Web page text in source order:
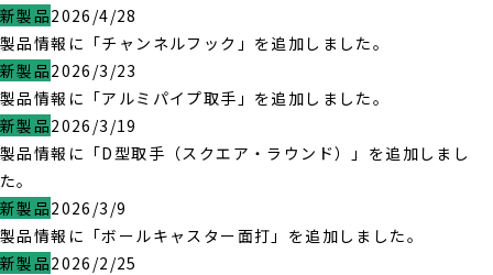
新製品2026/4/28
製品情報に「チャンネルフック」を追加しました。
新製品2026/3/23
製品情報に「アルミパイプ取手」を追加しました。
新製品2026/3/19
製品情報に「D型取手（スクエア・ラウンド）」を追加しまし
た。
新製品2026/3/9
製品情報に「ボールキャスター面打」を追加しました。
新製品2026/2/25